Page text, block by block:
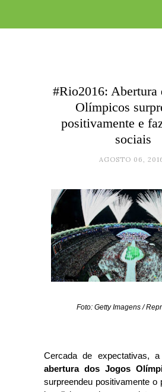
#Rio2016: Abertura
Olímpicos
positivamente e
sociais
AGOSTO 06,
Foto: Getty Imagens /
Cercada de expectativas, a
abertura dos Jogos
surpreendeu positivamente o